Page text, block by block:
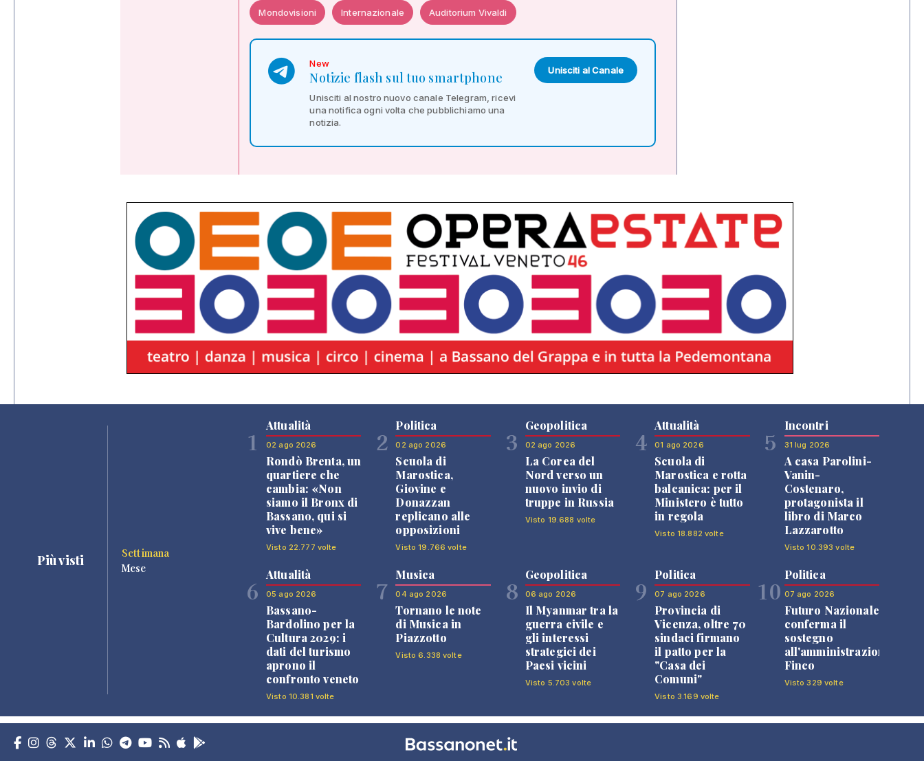
Mondovisioni Internazionale Auditorium Vivaldi
New
Notizie flash sul tuo smartphone
Unisciti al nostro nuovo canale Telegram, ricevi
una notifica ogni volta che pubblichiamo una
notizia.
Unisciti al Canale
Più visti
Settimana
Mese
1
Attualità
02 ago 2026
Rondò Brenta, un
quartiere che
cambia: «Non
siamo il Bronx di
Bassano, qui si
vive bene»
Visto 22.777 volte
2
Politica
02 ago 2026
Scuola di
Marostica,
Giovine e
Donazzan
replicano alle
opposizioni
Visto 19.766 volte
3
Geopolitica
02 ago 2026
La Corea del
Nord verso un
nuovo invio di
truppe in Russia
Visto 19.688 volte
4
Attualità
01 ago 2026
Scuola di
Marostica e rotta
balcanica: per il
Ministero è tutto
in regola
Visto 18.882 volte
5
Incontri
31 lug 2026
A casa Parolini-
Vanin-
Costenaro,
protagonista il
libro di Marco
Lazzarotto
Visto 10.393 volte
6
Attualità
05 ago 2026
Bassano-
Bardolino per la
Cultura 2029: i
dati del turismo
aprono il
confronto veneto
Visto 10.381 volte
7
Musica
04 ago 2026
Tornano le note
di Musica in
Piazzotto
Visto 6.338 volte
8
Geopolitica
06 ago 2026
Il Myanmar tra la
guerra civile e
gli interessi
strategici dei
Paesi vicini
Visto 5.703 volte
9
Politica
07 ago 2026
Provincia di
Vicenza, oltre 70
sindaci firmano
il patto per la
"Casa dei
Comuni"
Visto 3.169 volte
10
Politica
07 ago 2026
Futuro Nazionale
conferma il
sostegno
all'amministrazione
Finco
Visto 329 volte